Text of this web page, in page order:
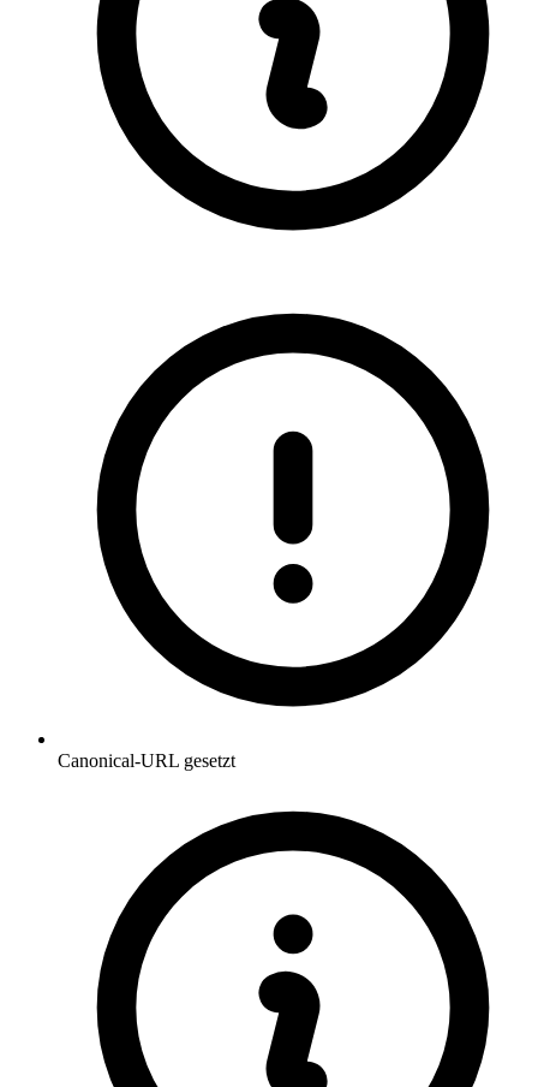
Canonical-URL gesetzt